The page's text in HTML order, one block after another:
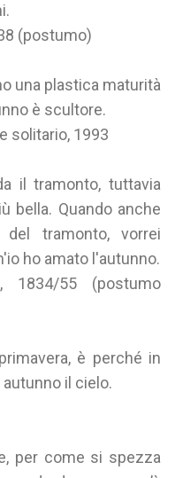
(postumo)
una plastica maturità
è scultore.
solitario, 1993
il tramonto, tuttavia
bella. Quando anche
tramonto, vorrei
ho amato l'autunno.
1834/55 (postumo
è perché in
il cielo.
per come si spezza